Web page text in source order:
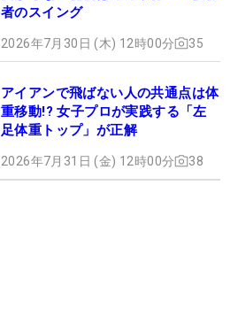
者のスイング
2026年7月30日 (木) 12時00分 35
アイアンで飛ばない人の共通点は体
重移動!? 女子プロが実践する「左
足体重トップ」が正解
2026年7月31日 (金) 12時00分 38